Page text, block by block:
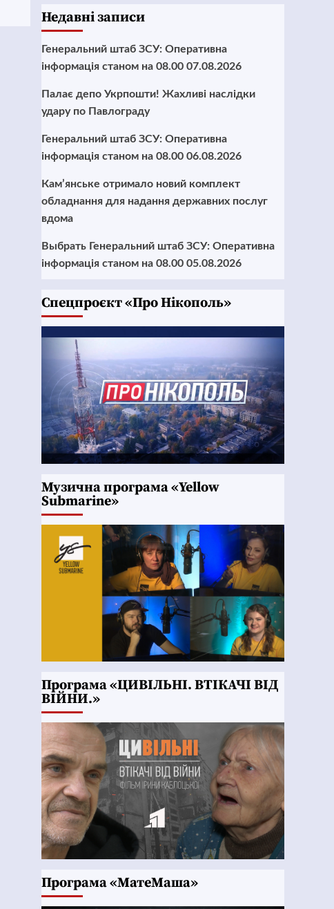
Недавні записи
Генеральний штаб ЗСУ: Оперативна
інформація станом на 08.00 07.08.2026
Палає депо Укрпошти! Жахливі наслідки
удару по Павлограду
Генеральний штаб ЗСУ: Оперативна
інформація станом на 08.00 06.08.2026
Кам’янське отримало новий комплект
обладнання для надання державних послуг
вдома
Выбрать Генеральний штаб ЗСУ: Оперативна
інформація станом на 08.00 05.08.2026
Cпецпроєкт «Про Нікополь»
Музична програма «Yellow
Submarine»
Програма «ЦИВІЛЬНІ. ВТІКАЧІ ВІД
ВІЙНИ.»
Програма «МатеМаша»